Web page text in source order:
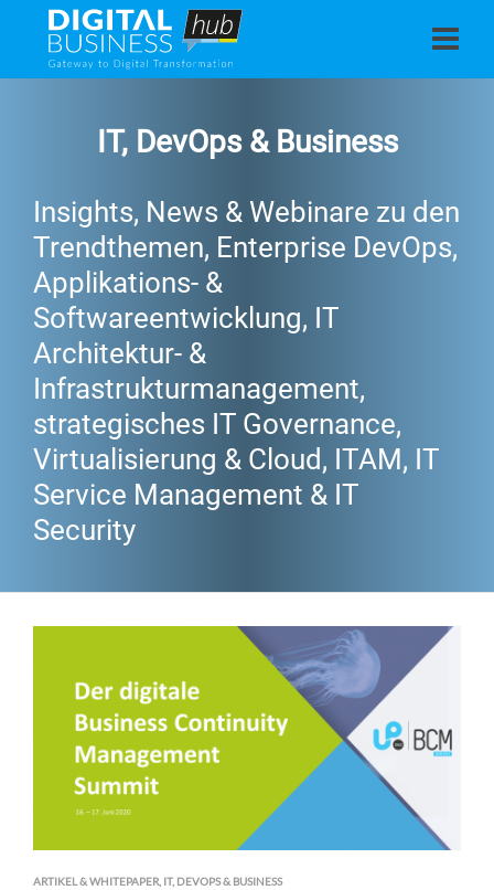
IT, DevOps & Business
Insights, News & Webinare zu den
Trendthemen, Enterprise DevOps,
Applikations- &
Softwareentwicklung, IT
Architektur- &
Infrastrukturmanagement,
strategisches IT Governance,
Virtualisierung & Cloud, ITAM, IT
Service Management & IT
Security
ARTIKEL & WHITEPAPER IT, DEVOPS & BUSINESS